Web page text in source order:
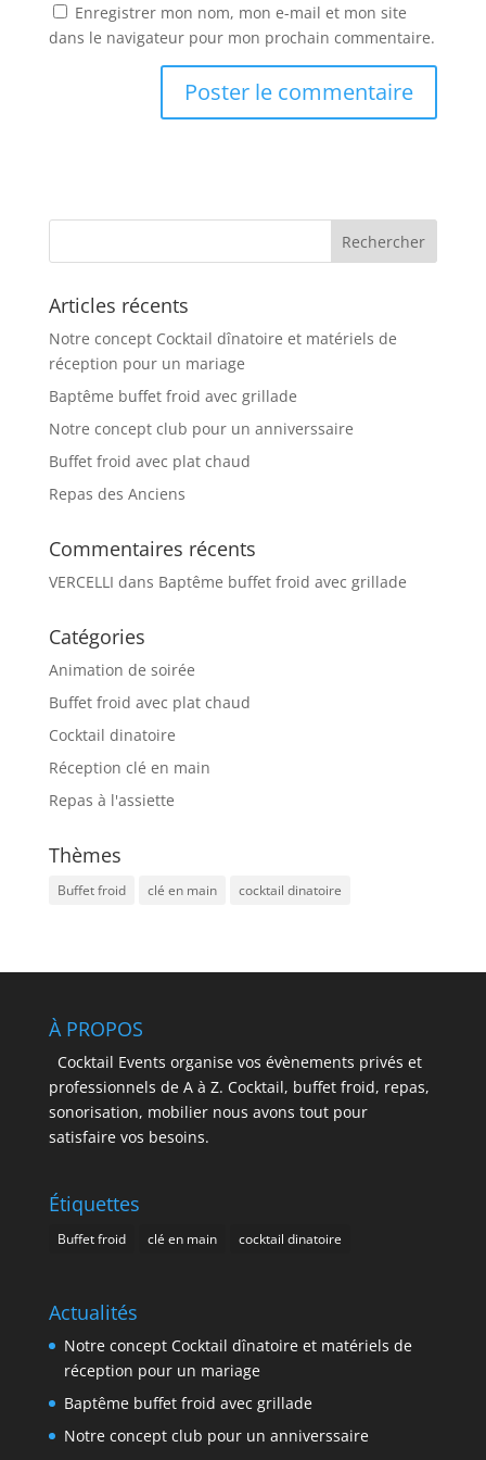
Enregistrer mon nom, mon e-mail et mon site
dans le navigateur pour mon prochain commentaire.
Articles récents
Notre concept Cocktail dînatoire et matériels de
réception pour un mariage
Baptême buffet froid avec grillade
Notre concept club pour un anniverssaire
Buffet froid avec plat chaud
Repas des Anciens
Commentaires récents
VERCELLI dans Baptême buffet froid avec grillade
Catégories
Animation de soirée
Buffet froid avec plat chaud
Cocktail dinatoire
Réception clé en main
Repas à l'assiette
Thèmes
Buffet froid clé en main cocktail dinatoire
À PROPOS
Cocktail Events organise vos évènements privés et
professionnels de A à Z. Cocktail, buffet froid, repas,
sonorisation, mobilier nous avons tout pour
satisfaire vos besoins.
Étiquettes
Buffet froid clé en main cocktail dinatoire
Actualités
Notre concept Cocktail dînatoire et matériels de
réception pour un mariage
Baptême buffet froid avec grillade
Notre concept club pour un anniverssaire